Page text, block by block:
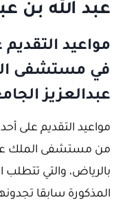
عبد الله بن
مواعيد
في مستشفى
عبدالعزيز
مواعيد التقديم على
من مستشفى الملك عبد
بالرياض، والتي
المذكورة سابقا